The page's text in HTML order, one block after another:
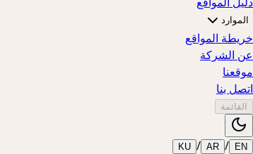
الموارد
خريطة المواقع
عن الشركة
موقعنا
اتصل بنا
القائمة
EN
/
AR
/
KU